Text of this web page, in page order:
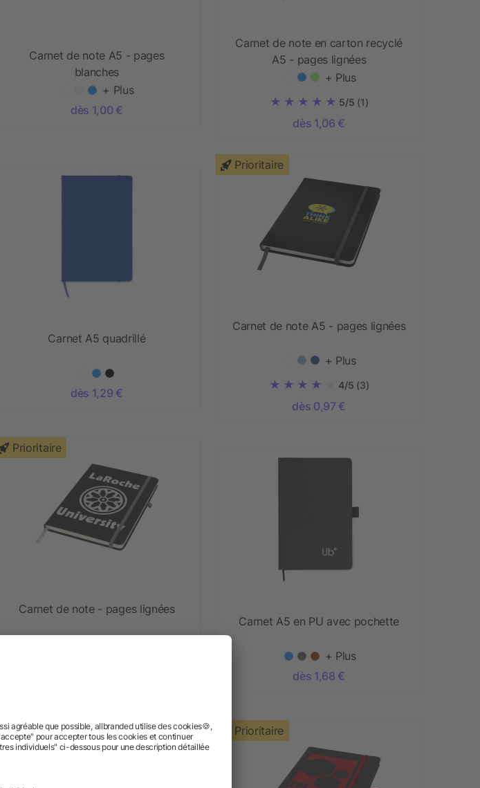
Carnet de note A5 - pages
blanches
+ Plus
dès 1,00 €
Carnet de note en carton recyclé
A5 - pages lignées
+ Plus
5/5 (1)
dès 1,06 €
Carnet A5 quadrillé
dès 1,29 €
Prioritaire
Carnet de note A5 - pages lignées
+ Plus
4/5 (3)
dès 0,97 €
Prioritaire
Carnet de note - pages lignées
Carnet A5 en PU avec pochette
+ Plus
dès 1,68 €
Prioritaire